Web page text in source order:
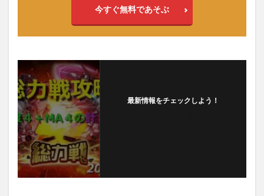
今すぐ無料であそぶ
最新情報をチェックしよう！